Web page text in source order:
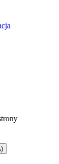
się w nowej karcie